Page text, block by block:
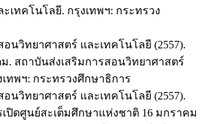
เทคโนโลยี. กรุงเทพฯ: กระทรวง
นวิทยาศาสตร์ และเทคโนโลยี (2557).
ม. สถาบันส่งเสริมการสอนวิทยาศาสตร์
ทพฯ: กระทรวงศึกษาธิการ
นวิทยาศาสตร์ และเทคโนโลยี (2557).
เปิดศูนย์สะเต็มศึกษาแห่งชาติ 16 มกราคม